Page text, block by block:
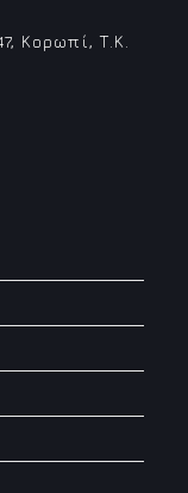
Κορωπί, Τ.Κ.